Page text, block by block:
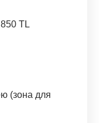
850 TL
(зона для